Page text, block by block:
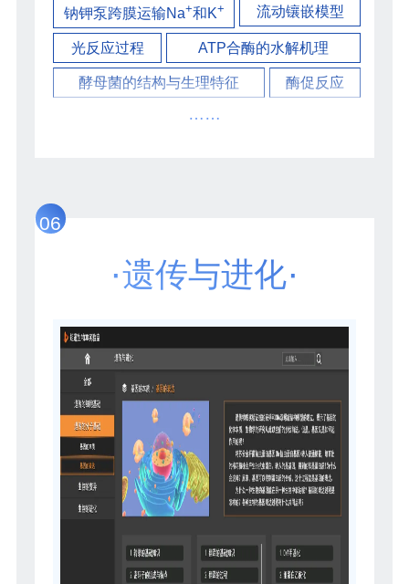
钠钾泵跨膜运输Na+和K+ 流动镶嵌模型
光反应过程 ATP合酶的水解机理
酵母菌的结构与生理特征 酶促反应
……
06
·遗传与进化·